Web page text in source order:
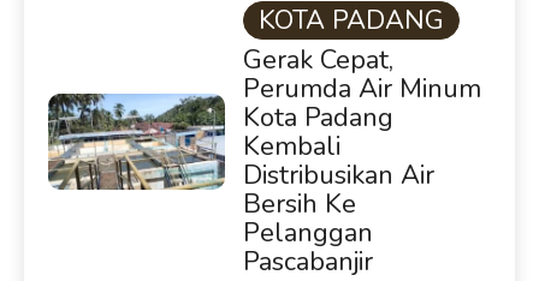
KOTA PADANG
Gerak Cepat,
Perumda Air Minum
Kota Padang
Kembali
Distribusikan Air
Bersih Ke
Pelanggan
Pascabanjir